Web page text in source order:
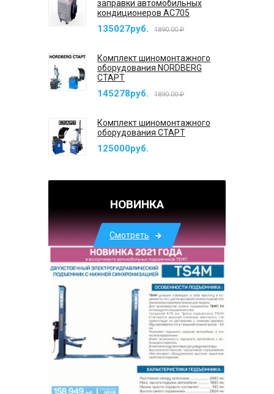
заправки автомобильных
кондиционеров AC705
135027руб. 1890.00 ₽
Комплект шиномонтажного
оборудования NORDBERG
СТАРТ
145278руб. 1890.00 ₽
Комплект шиномонтажного
оборудования СТАРТ
125000руб.
НОВИНКА
Смотреть